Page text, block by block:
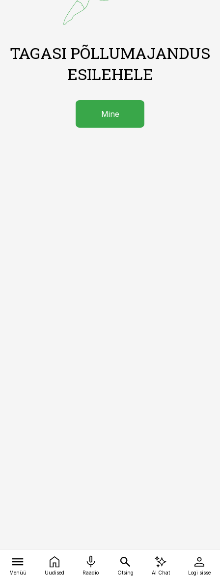
TAGASI PÕLLUMAJANDUS
ESILEHELE
Mine
Menüü Uudised Raadio Otsing AI Chat Logi sisse